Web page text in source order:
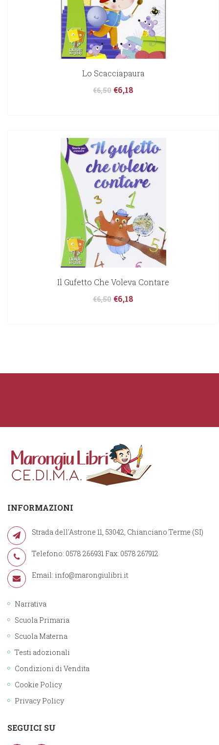
Lo Scacciapaura
€6,50 €6,18
Il Gufetto Che Voleva Contare
€6,50 €6,18
INFORMAZIONI
Strada dell'Astrone 11, 53042, Chianciano Terme (SI)
Telefono: 0578 266931 Fax: 0578 267912
Email: info@marongiulibri.it
Narrativa
Scuola Primaria
Scuola Materna
Testi adozionali
Condizioni di Vendita
Cookie Policy
Privacy Policy
SEGUICI SU